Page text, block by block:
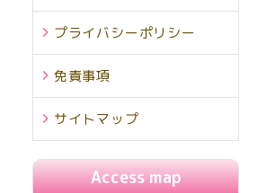
プライバシーポリシー
免責事項
サイトマップ
Access map